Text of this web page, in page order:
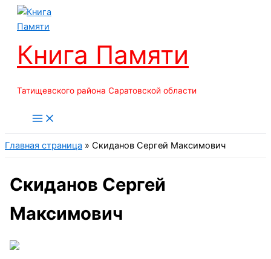
Перейти
Книга Памяти
Татищевского района Саратовской области
Главная страница » Скиданов Сергей Максимович
Скиданов Сергей
Максимович